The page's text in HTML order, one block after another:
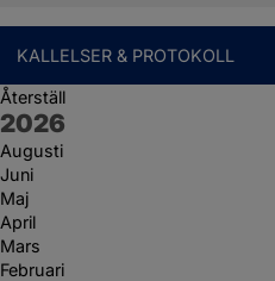
KALLELSER & PROTOKOLL
Återställ
År:
2026
Augusti
Juni
Maj
April
Mars
Februari